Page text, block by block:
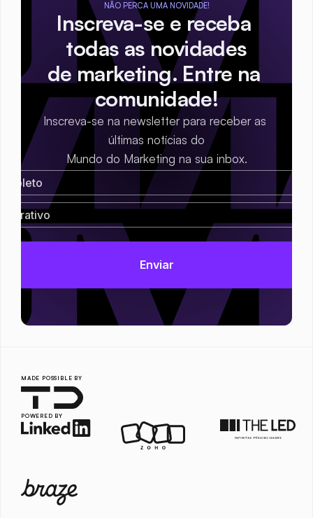
NÃO PERCA UMA NOVIDADE!
Inscreva-se e receba
todas as novidades
de marketing. Entre na
comunidade!
Inscreva-se na newsletter para receber as
últimas notícias do
Mundo do Marketing na sua inbox.
MADE POSSIBLE BY
POWERED BY